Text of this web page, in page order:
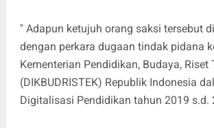
" Adapun ketujuh orang saksi tersebut
dengan perkara dugaan tindak pidana
Kementerian Pendidikan, Budaya, Riset
(DIKBUDRISTEK) Republik Indonesia
Digitalisasi Pendidikan tahun 2019 s.d.